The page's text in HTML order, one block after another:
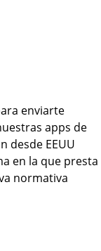
enviarte
apps de
desde EEUU
en la que presta
normativa